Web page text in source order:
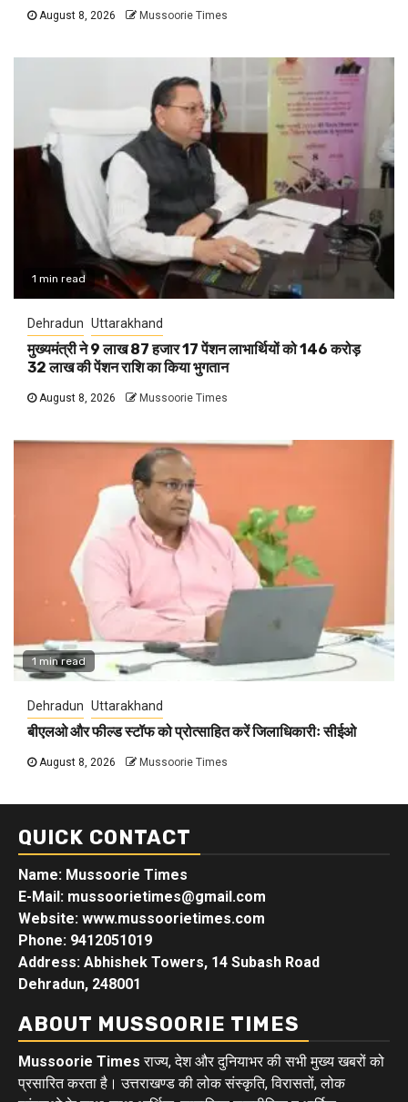
August 8, 2026 Mussoorie Times
1 min read
Dehradun Uttarakhand
मुख्यमंत्री ने 9 लाख 87 हजार 17 पेंशन लाभार्थियों को 146 करोड़
32 लाख की पेंशन राशि का किया भुगतान
August 8, 2026 Mussoorie Times
1 min read
Dehradun Uttarakhand
बीएलओ और फील्ड स्टॉफ को प्रोत्साहित करें जिलाधिकारीः सीईओ
August 8, 2026 Mussoorie Times
QUICK CONTACT
Name: Mussoorie Times
E-Mail: mussoorietimes@gmail.com
Website: www.mussoorietimes.com
Phone: 9412051019
Address: Abhishek Towers, 14 Subash Road
Dehradun, 248001
ABOUT MUSSOORIE TIMES
Mussoorie Times राज्य, देश और दुनियाभर की सभी मुख्य खबरों को
प्रसारित करता है। उत्तराखण्ड की लोक संस्कृति, विरासतों, लोक